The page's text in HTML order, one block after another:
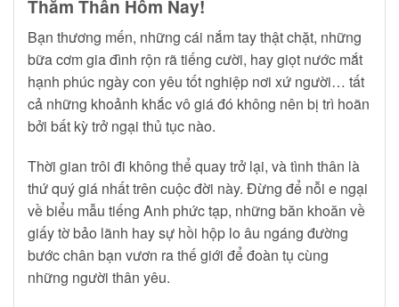
Thăm Thân Hôm Nay!
Bạn thương mến, những cái nắm tay thật chặt, những
bữa cơm gia đình rộn rã tiếng cười, hay giọt nước mắt
hạnh phúc ngày con yêu tốt nghiệp nơi xứ người… tất
cả những khoảnh khắc vô giá đó không nên bị trì hoãn
bởi bất kỳ trở ngại thủ tục nào.
Thời gian trôi đi không thể quay trở lại, và tình thân là
thứ quý giá nhất trên cuộc đời này. Đừng để nỗi e ngại
về biểu mẫu tiếng Anh phức tạp, những băn khoăn về
giấy tờ bảo lãnh hay sự hồi hộp lo âu ngáng đường
bước chân bạn vươn ra thế giới để đoàn tụ cùng
những người thân yêu.